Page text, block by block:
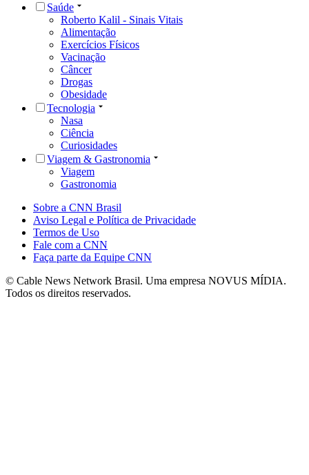
Saúde
Roberto Kalil - Sinais Vitais
Alimentação
Exercícios Físicos
Vacinação
Câncer
Drogas
Obesidade
Tecnologia
Nasa
Ciência
Curiosidades
Viagem & Gastronomia
Viagem
Gastronomia
Sobre a CNN Brasil
Aviso Legal e Política de Privacidade
Termos de Uso
Fale com a CNN
Faça parte da Equipe CNN
© Cable News Network Brasil. Uma empresa NOVUS MÍDIA.
Todos os direitos reservados.